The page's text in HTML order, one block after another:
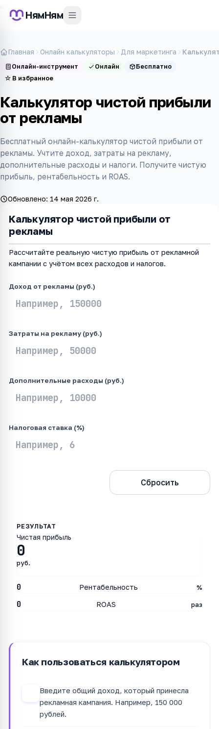
НямНям
Главная Онлайн калькуляторы Для маркетинга
Онлайн-инструмент Онлайн
Бесплатно
☆ В избранное
Калькулятор чистой прибыли
от рекламы
Бесплатный онлайн-калькулятор чистой прибыли от
рекламы. Учтите доход, затраты на рекламу,
дополнительные расходы и налоги. Получите чистую
прибыль, рентабельность и ROAS.
Обновлено: 14 мая 2026 г.
Калькулятор чистой прибыли от
рекламы
Рассчитайте реальную чистую прибыль от рекламной
кампании с учётом всех расходов и налогов.
Доход от рекламы (руб.)
Затраты на рекламу (руб.)
Дополнительные расходы (руб.)
Налоговая ставка (%)
Сбросить
0
Чистая прибыль
руб.
0 Рентабельность %
0 ROAS раз
Как пользоваться калькулятором
Введите общий доход, который принесла
рекламная кампания. Например, 150 000
рублей.